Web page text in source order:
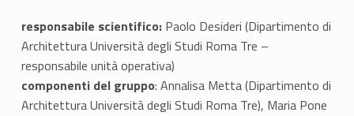
c
a
m
responsabile scientifico:Paolo Desideri (Dipartimento di
Architettura Università degli Studi Roma Tre –
responsabile unità operativa)
componenti del gruppo: Annalisa Metta (Dipartimento di
Architettura Università degli Studi Roma Tre), Maria Pone